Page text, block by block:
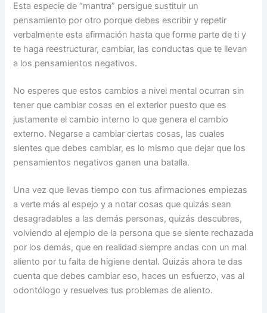
Esta especie de “mantra” persigue sustituir un
pensamiento por otro porque debes escribir y repetir
verbalmente esta afirmación hasta que forme parte de ti y
te haga reestructurar, cambiar, las conductas que te llevan
a los pensamientos negativos.
No esperes que estos cambios a nivel mental ocurran sin
tener que cambiar cosas en el exterior puesto que es
justamente el cambio interno lo que genera el cambio
externo. Negarse a cambiar ciertas cosas, las cuales
sientes que debes cambiar, es lo mismo que dejar que los
pensamientos negativos ganen una batalla.
Una vez que llevas tiempo con tus afirmaciones empiezas
a verte más al espejo y a notar cosas que quizás sean
desagradables a las demás personas, quizás descubres,
volviendo al ejemplo de la persona que se siente rechazada
por los demás, que en realidad siempre andas con un mal
aliento por tu falta de higiene dental. Quizás ahora te das
cuenta que debes cambiar eso, haces un esfuerzo, vas al
odontólogo y resuelves tus problemas de aliento.